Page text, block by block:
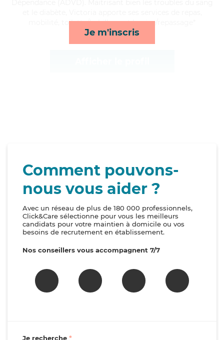
Je m'inscris
mobilité, toilette/habillage et lessive/repassage*
Comment pouvons-
nous vous aider ?
Avec un réseau de plus de 180 000 professionnels,
Click&Care sélectionne pour vous les meilleurs
candidats pour votre maintien à domicile ou vos
besoins de recrutement en établissement.
Nos conseillers vous accompagnent 7/7
Je recherche